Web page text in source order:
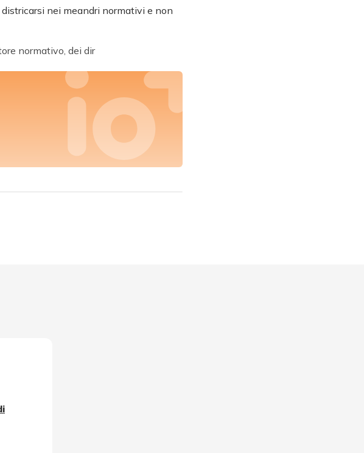
nei meandri normativi e non
normativo, dei dir